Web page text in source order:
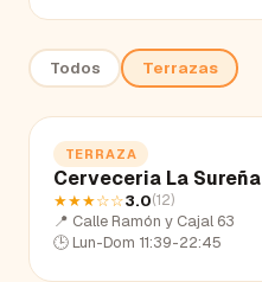
Todos Terrazas
TERRAZA
Cerveceria La Sureña
★★★☆☆3.0(12)
📍 Calle Ramón y Cajal 63
🕒 Lun-Dom 11:39-22:45